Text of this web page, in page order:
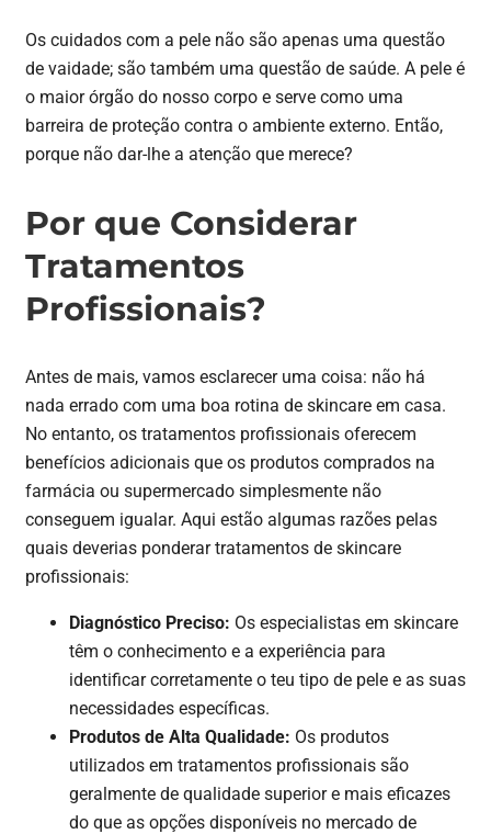
Os cuidados com a pele não são apenas uma questão
de vaidade; são também uma questão de saúde. A pele é
o maior órgão do nosso corpo e serve como uma
barreira de proteção contra o ambiente externo. Então,
porque não dar-lhe a atenção que merece?
Por que Considerar
Tratamentos
Profissionais?
Antes de mais, vamos esclarecer uma coisa: não há
nada errado com uma boa rotina de skincare em casa.
No entanto, os tratamentos profissionais oferecem
benefícios adicionais que os produtos comprados na
farmácia ou supermercado simplesmente não
conseguem igualar. Aqui estão algumas razões pelas
quais deverias ponderar tratamentos de skincare
profissionais:
Diagnóstico Preciso: Os especialistas em skincare
têm o conhecimento e a experiência para
identificar corretamente o teu tipo de pele e as suas
necessidades específicas.
Produtos de Alta Qualidade: Os produtos
utilizados em tratamentos profissionais são
geralmente de qualidade superior e mais eficazes
do que as opções disponíveis no mercado de